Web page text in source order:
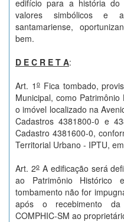
edifício para a história do
valores simbólicos e
santamariense,
bem.
D E C R E T A:
Art. 1oFica tombado,
Municipal, como
o imóvel localizado na
Cadastros 4381800-0 e
Cadastro 4381600-0,
Territorial Urbano - IPTU,
Art. 2oA edificação será
ao Patrimônio
tombamento não for
após o recebimento da
COMPHIC-SM ao